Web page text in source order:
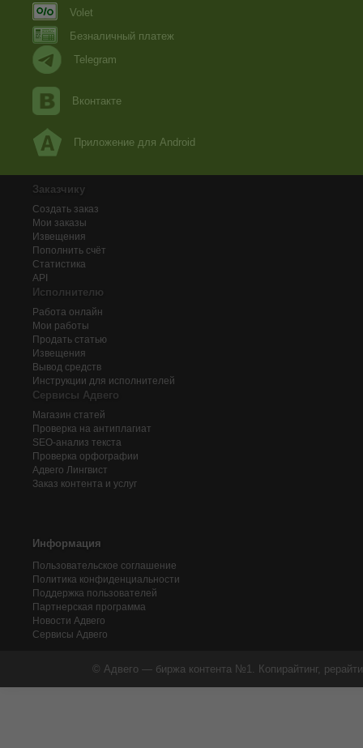
Volet
Безналичный платеж
Telegram
Вконтакте
Приложение для Android
Заказчику
Создать заказ
Мои заказы
Извещения
Пополнить счёт
Статистика
API
Исполнителю
Работа онлайн
Мои работы
Продать статью
Извещения
Вывод средств
Инструкции для исполнителей
Сервисы Адвего
Магазин статей
Проверка на антиплагиат
SEO-анализ текста
Проверка орфографии
Адвего Лингвист
Заказ контента и услуг
Информация
Пользовательское соглашение
Политика конфиденциальности
Поддержка пользователей
Партнерская программа
Новости Адвего
Сервисы Адвего
© Адвего — биржа контента №1. Копирайтинг,